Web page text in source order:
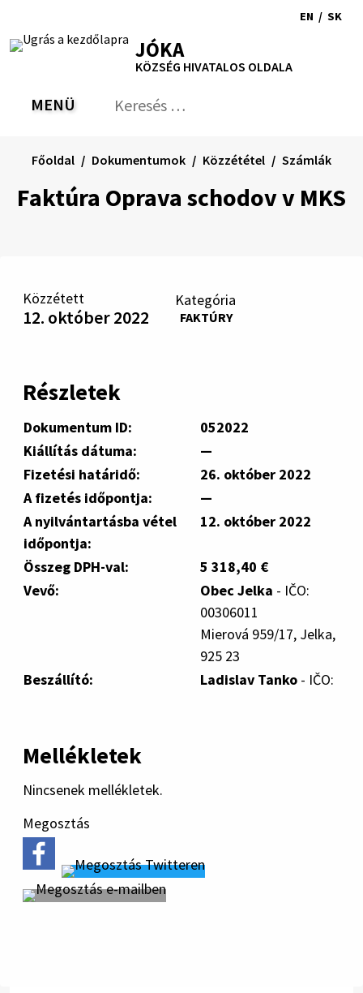
tartalomra
RSS Oldaltérkép
Nyomtatás
EN / SK
JÓKA
KÖZSÉG HIVATALOS OLDALA
VÁLTÁS
MENÜ Keresés:
Faktúra Oprava schodov v MKS
Főoldal Dokumentumok Közzététel Számlák
Közzétett
12. október 2022
Kategória
FAKTÚRY
Részletek
Dokumentum ID:
052022
Kiállítás dátuma:
—
Fizetési határidő:
26. október 2022
A fizetés időpontja:
—
A nyilvántartásba vétel
időpontja:
12. október 2022
Összeg DPH-val:
5 318,40 €
Vevő:
Obec Jelka - IČO:
00306011
Mierová 959/17, Jelka,
925 23
Beszállító:
Ladislav Tanko - IČO:
Mellékletek
Nincsenek mellékletek.
Megosztás